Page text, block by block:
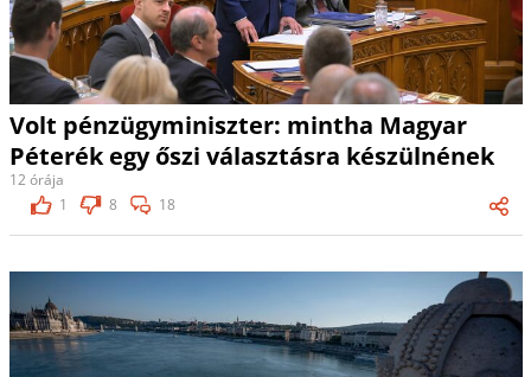
Volt pénzügyminiszter: mintha Magyar
Péterék egy őszi választásra készülnének
12 órája
1
8 18